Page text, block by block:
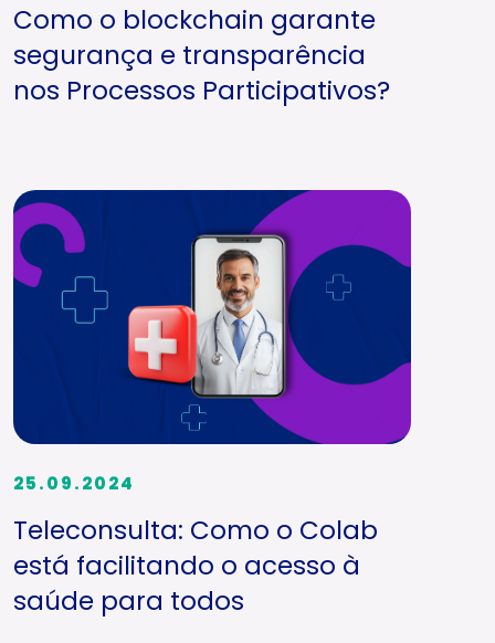
Como o blockchain garante
segurança e transparência
nos Processos Participativos?
25.09.2024
Teleconsulta: Como o Colab
está facilitando o acesso à
saúde para todos